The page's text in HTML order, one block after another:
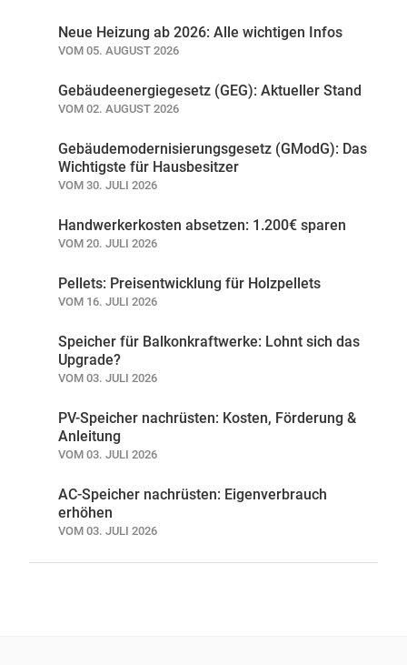
Neue Heizung ab 2026: Alle wichtigen Infos
VOM 05. AUGUST 2026
Gebäudeenergiegesetz (GEG): Aktueller Stand
VOM 02. AUGUST 2026
Gebäudemodernisierungsgesetz (GModG): Das
Wichtigste für Hausbesitzer
VOM 30. JULI 2026
Handwerkerkosten absetzen: 1.200€ sparen
VOM 20. JULI 2026
Pellets: Preisentwicklung für Holzpellets
VOM 16. JULI 2026
Speicher für Balkonkraftwerke: Lohnt sich das
Upgrade?
VOM 03. JULI 2026
PV-Speicher nachrüsten: Kosten, Förderung &
Anleitung
VOM 03. JULI 2026
AC-Speicher nachrüsten: Eigenverbrauch
erhöhen
VOM 03. JULI 2026